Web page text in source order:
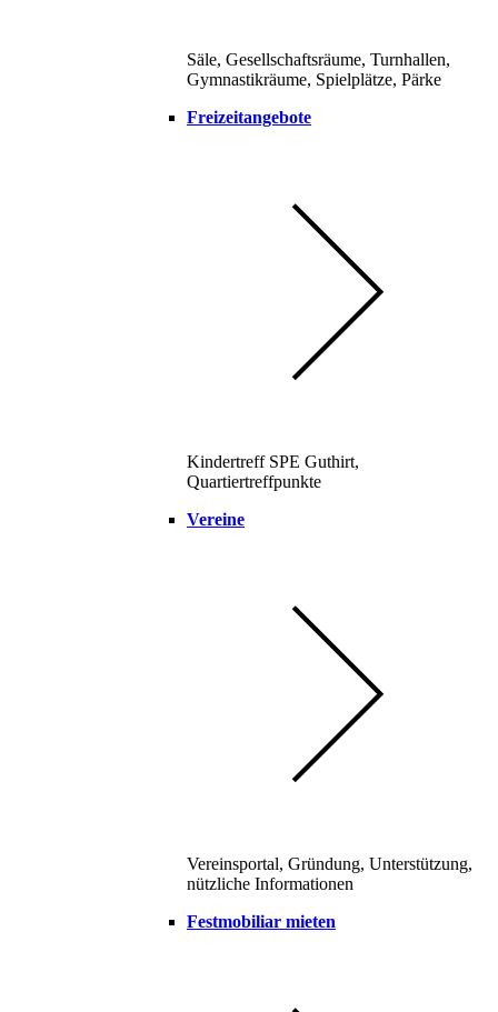
Säle, Gesellschaftsräume, Turnhallen,
Gymnastikräume, Spielplätze, Pärke
Freizeitangebote
Kindertreff SPE Guthirt,
Quartiertreffpunkte
Vereine
Vereinsportal, Gründung, Unterstützung,
nützliche Informationen
Festmobiliar mieten